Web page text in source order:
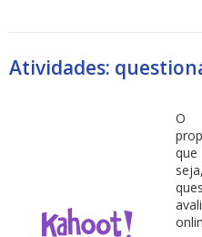
Atividades:
O